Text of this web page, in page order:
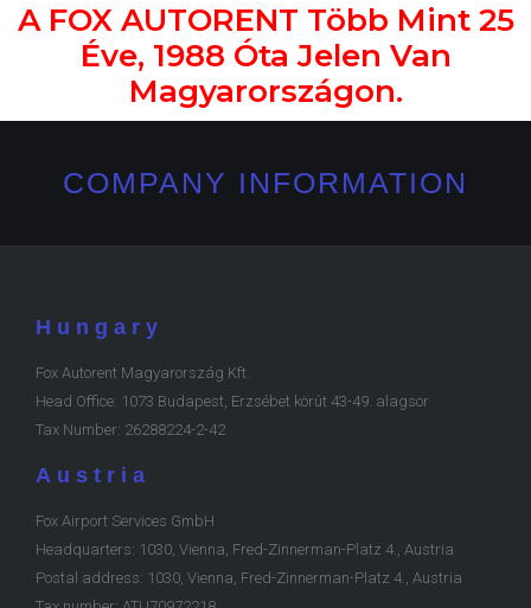
A FOX AUTORENT Több Mint 25
Éve, 1988 Óta Jelen Van
Magyarországon.
COMPANY INFORMATION
Hungary
Fox Autorent Magyarország Kft.
Head Office: 1073 Budapest, Erzsébet körút 43-49. alagsor
Tax Number: 26288224-2-42
Austria
Fox Airport Services GmbH
Headquarters: 1030, Vienna, Fred-Zinnerman-Platz 4., Austria
Postal address: 1030, Vienna, Fred-Zinnerman-Platz 4., Austria